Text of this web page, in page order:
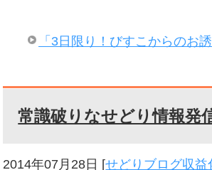
「3日限り！びすこからのお
常識破りなせどり情報発
2014年07月28日 [せどりブログ収益